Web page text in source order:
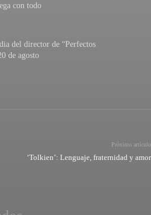
con todo
del director de “Perfectos
de agosto
Próximo artículo
‘Tolkien’: Lenguaje, fraternidad y amor